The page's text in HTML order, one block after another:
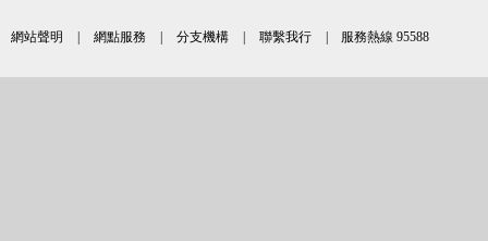
網站聲明 網點服務 分支機構 聯繫我行 | 服務熱線 95588